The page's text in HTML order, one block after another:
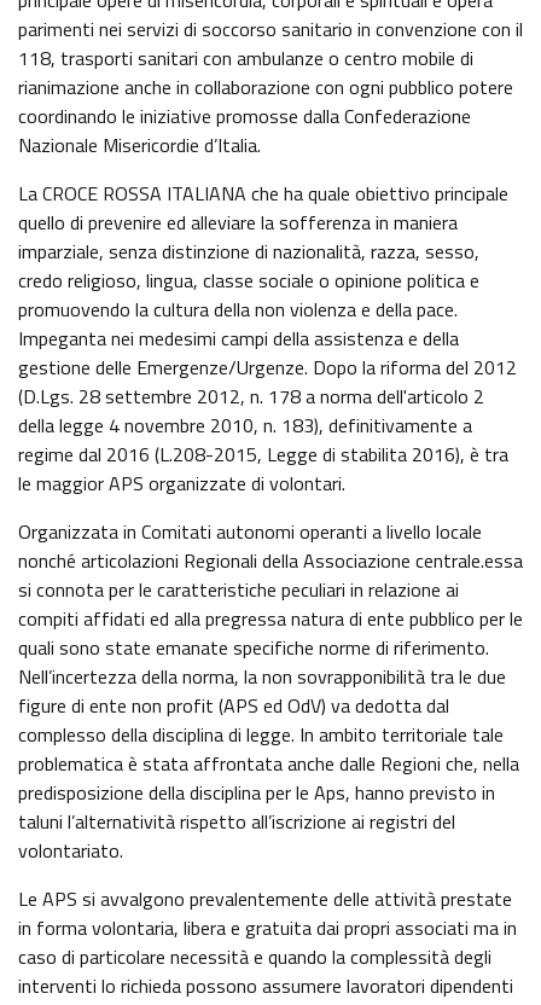
parimenti nei servizi di soccorso sanitario in convenzione con il
118, trasporti sanitari con ambulanze o centro mobile di
rianimazione anche in collaborazione con ogni pubblico potere
coordinando le iniziative promosse dalla Confederazione
Nazionale Misericordie d’Italia.
La CROCE ROSSA ITALIANA che ha quale obiettivo principale
quello di prevenire ed alleviare la sofferenza in maniera
imparziale, senza distinzione di nazionalità, razza, sesso,
credo religioso, lingua, classe sociale o opinione politica e
promuovendo la cultura della non violenza e della pace.
Impeganta nei medesimi campi della assistenza e della
gestione delle Emergenze/Urgenze. Dopo la riforma del 2012
(D.Lgs. 28 settembre 2012, n. 178 a norma dell'articolo 2
della legge 4 novembre 2010, n. 183), definitivamente a
regime dal 2016 (L.208-2015, Legge di stabilita 2016), è tra
le maggior APS organizzate di volontari.
Organizzata in Comitati autonomi operanti a livello locale
nonché articolazioni Regionali della Associazione centrale.essa
si connota per le caratteristiche peculiari in relazione ai
compiti affidati ed alla pregressa natura di ente pubblico per le
quali sono state emanate specifiche norme di riferimento.
Nell’incertezza della norma, la non sovrapponibilità tra le due
figure di ente non profit (APS ed OdV) va dedotta dal
complesso della disciplina di legge. In ambito territoriale tale
problematica è stata affrontata anche dalle Regioni che, nella
predisposizione della disciplina per le Aps, hanno previsto in
taluni l’alternatività rispetto all’iscrizione ai registri del
volontariato.
Le APS si avvalgono prevalentemente delle attività prestate
in forma volontaria, libera e gratuita dai propri associati ma in
caso di particolare necessità e quando la complessità degli
interventi lo richieda possono assumere lavoratori dipendenti